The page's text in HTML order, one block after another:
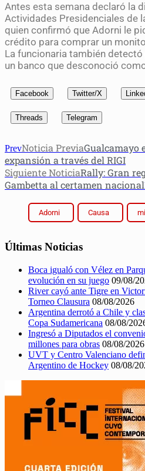
Antes esta semana declaró la
Actividades Presidenciales de
quien confirmó que Adorni le
crédito para comprar un
La funcionaria también
un banco que desconoció
Facebook Twitter/X
Threads Telegram
PrevNoticia PreviaGualcamayo
expansión a través del RIGI
Siguiente NoticiaRally: Gran
Gambetta al certamen nacional
Adorni Causa
Últimas Noticias
Boca igualó con Vélez en
evolución en su juego 09/08/
River cayó ante Tigre en
Torneo Clausura 08/08/2026
Argentina derrotó a Chile y
Copa Sudamericana 08/08/
Ingresó a Diputados el
millones para obras 08/08/2026
UVT y Centro Valenciano
Argentino de Hockey 08/08/